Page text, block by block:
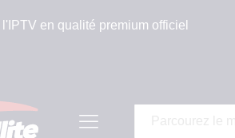
l'IPTV en qualité premium officiel